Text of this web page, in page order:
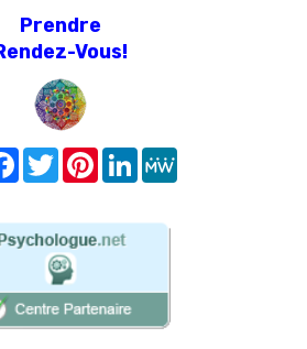
Prendre
Vous!
FacebookTwitterPinterest
LinkedIn